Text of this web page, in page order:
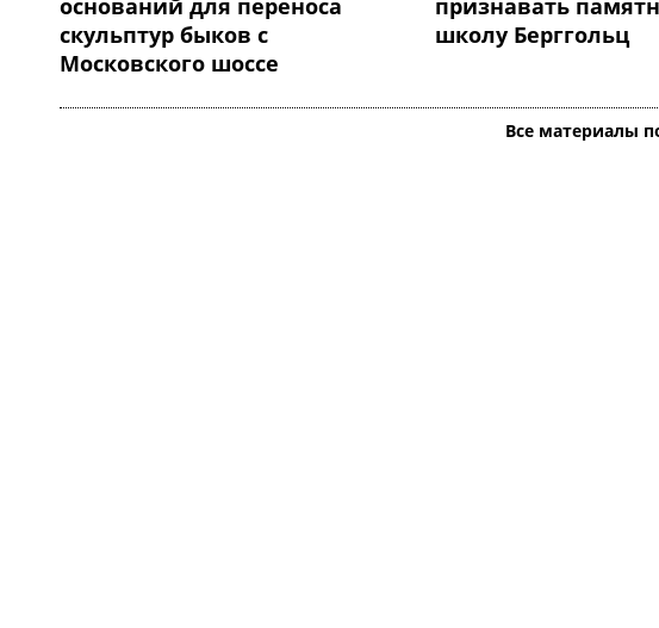
оснований для переноса
скульптур быков с
Московского шоссе
признавать
школу Берггольц
Все материалы